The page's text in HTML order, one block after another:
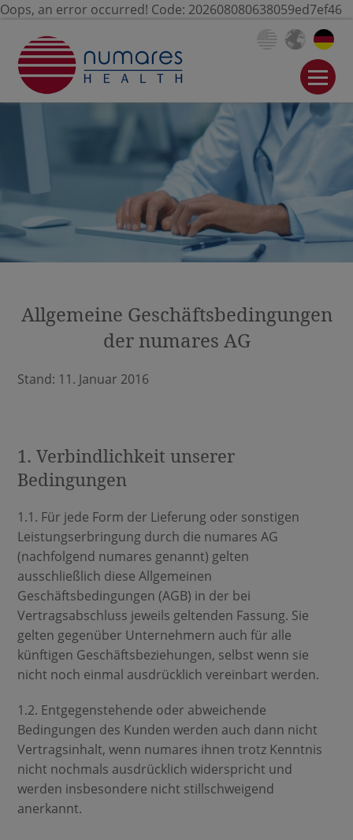
Oops, an error occurred! Code: 202608080638059ed7ef46
Allgemeine Geschäftsbedingungen
der numares AG
Stand: 11. Januar 2016
1. Verbindlichkeit unserer
Bedingungen
1.1. Für jede Form der Lieferung oder sonstigen
Leistungserbringung durch die numares AG
(nachfolgend numares genannt) gelten
ausschließlich diese Allgemeinen
Geschäftsbedingungen (AGB) in der bei
Vertragsabschluss jeweils geltenden Fassung. Sie
gelten gegenüber Unternehmern auch für alle
künftigen Geschäftsbeziehungen, selbst wenn sie
nicht noch einmal ausdrücklich vereinbart werden.
1.2. Entgegenstehende oder abweichende
Bedingungen des Kunden werden auch dann nicht
Vertragsinhalt, wenn numares ihnen trotz Kenntnis
nicht nochmals ausdrücklich widerspricht und
werden insbesondere nicht stillschweigend
anerkannt.